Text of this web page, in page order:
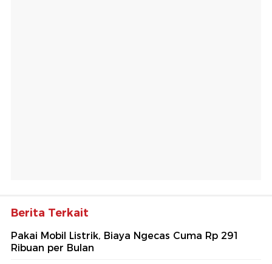
Berita Terkait
Pakai Mobil Listrik, Biaya Ngecas Cuma Rp 291
Ribuan per Bulan